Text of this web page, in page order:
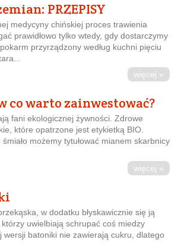
PRZEPISY
medycyny chińskiej proces trawienia
prawidłowo tylko wtedy, gdy dostarczymy
przyrządzony według kuchni pięciu
więcej »
co warto zainwestować?
fani ekologicznej żywności. Zdrowe
które opatrzone jest etykietką BIO.
możemy tytułować mianem skarbnicy
więcej »
w dodatku błyskawicznie się ją
uwielbiają schrupać coś miedzy
wersji batoniki nie zawierają cukru, dlatego